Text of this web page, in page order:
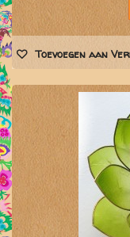
Toevoegen aan